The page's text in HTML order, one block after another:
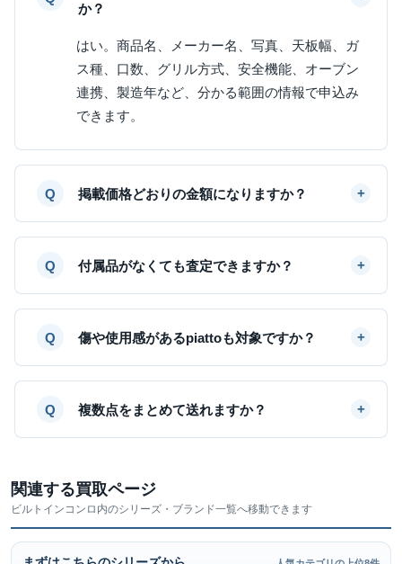
か？
はい。商品名、メーカー名、写真、天板幅、ガ
ス種、口数、グリル方式、安全機能、オーブン
連携、製造年など、分かる範囲の情報で申込み
できます。
掲載価格どおりの金額になりますか？
付属品がなくても査定できますか？
傷や使用感があるpiattoも対象ですか？
複数点をまとめて送れますか？
関連する買取ページ
ビルトインコンロ内のシリーズ・ブランド一覧へ移動できます